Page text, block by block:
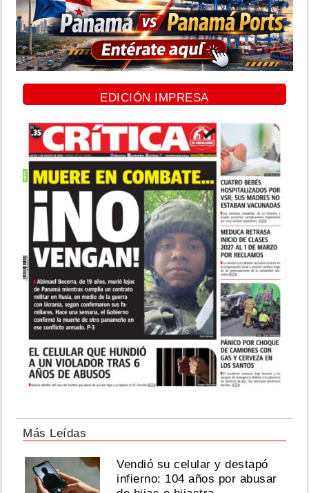
EDICIÓN IMPRESA
Más Leídas
Vendió su celular y destapó
infierno: 104 años por abusar